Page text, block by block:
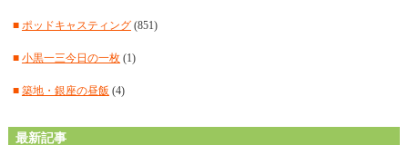
■ 2024年11月 (14)
■ 2024年10月(11)
■ 2024年9月(12)
■ ポッドキャスティング(851)
■ 小黒一三今日の一枚(1)
■ 築地・銀座の昼飯 (4)
最新記事